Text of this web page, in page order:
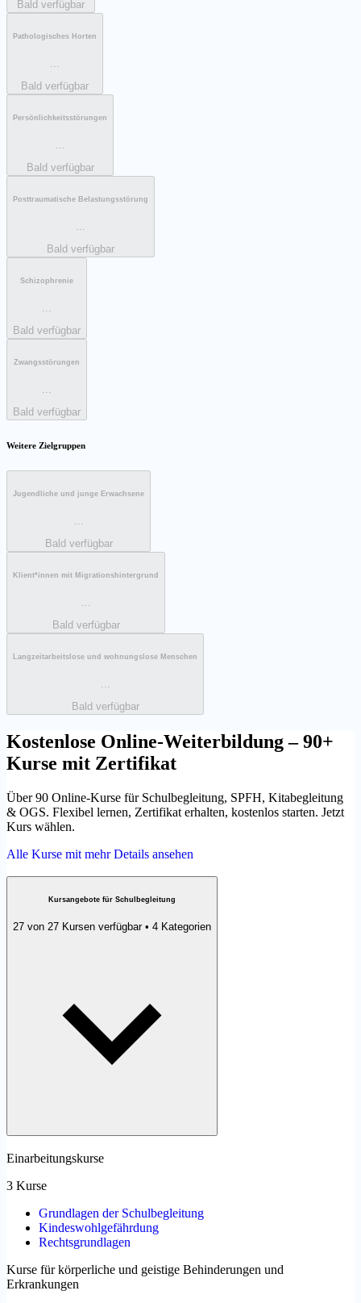
Bald verfügbar
Pathologisches Horten
Bald verfügbar
Persönlichkeitsstörungen
Bald verfügbar
Posttraumatische Belastungsstörung
Bald verfügbar
Schizophrenie
Bald verfügbar
Zwangsstörungen
Bald verfügbar
Weitere Zielgruppen
Jugendliche und junge Erwachsene
Bald verfügbar
Klient*innen mit Migrationshintergrund
Bald verfügbar
Langzeitarbeitslose und wohnungslose Menschen
Bald verfügbar
Kostenlose Online-Weiterbildung – 90+
Kurse mit Zertifikat
Über 90 Online-Kurse für Schulbegleitung, SPFH, Kitabegleitung
& OGS. Flexibel lernen, Zertifikat erhalten, kostenlos starten. Jetzt
Kurs wählen.
Alle Kurse mit mehr Details ansehen
Kursangebote für Schulbegleitung
27 von 27 Kursen verfügbar • 4 Kategorien
Einarbeitungskurse
3 Kurse
Grundlagen der Schulbegleitung
Kindeswohlgefährdung
Rechtsgrundlagen
Kurse für körperliche und geistige Behinderungen und
Erkrankungen